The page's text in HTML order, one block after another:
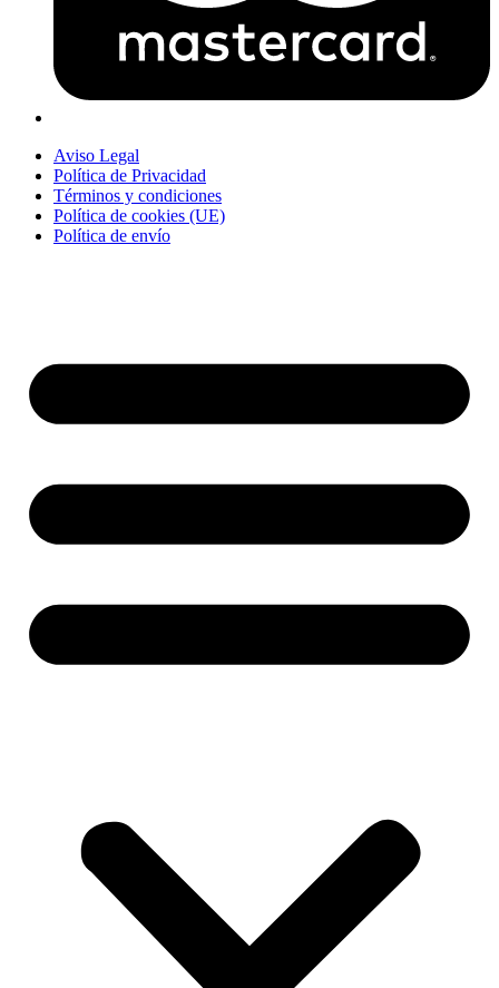
Aviso Legal
Política de Privacidad
Términos y condiciones
Política de cookies (UE)
Política de envío